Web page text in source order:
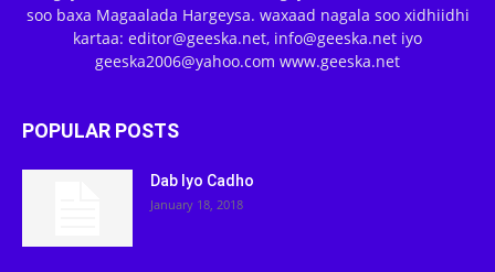
soo baxa Magaalada Hargeysa. waxaad nagala soo xidhiidhi
kartaa: editor@geeska.net, info@geeska.net iyo
geeska2006@yahoo.com www.geeska.net
POPULAR POSTS
Dab Iyo Cadho
January 18, 2018